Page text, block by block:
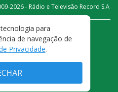
2026- Rádio e Televisão Record S.A
PRIVACIDADE
DE USO
para
de navegação de
Privacidade.